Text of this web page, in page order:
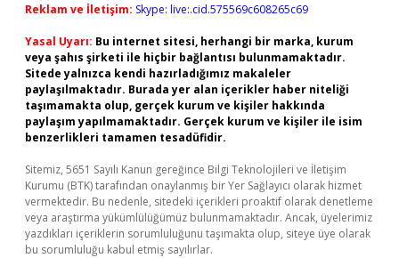
Reklam ve İletişim: Skype: live:.cid.575569c608265c69
Yasal Uyarı: Bu internet sitesi, herhangi bir marka, kurum
veya şahıs şirketi ile hiçbir bağlantısı bulunmamaktadır.
Sitede yalnızca kendi hazırladığımız makaleler
paylaşılmaktadır. Burada yer alan içerikler haber niteliği
taşımamakta olup, gerçek kurum ve kişiler hakkında
paylaşım yapılmamaktadır. Gerçek kurum ve kişiler ile isim
benzerlikleri tamamen tesadüfidir.
Sitemiz, 5651 Sayılı Kanun gereğince Bilgi Teknolojileri ve İletişim
Kurumu (BTK) tarafından onaylanmış bir Yer Sağlayıcı olarak hizmet
vermektedir. Bu nedenle, sitedeki içerikleri proaktif olarak denetleme
veya araştırma yükümlülüğümüz bulunmamaktadır. Ancak, üyelerimiz
yazdıkları içeriklerin sorumluluğunu taşımakta olup, siteye üye olarak
bu sorumluluğu kabul etmiş sayılırlar.